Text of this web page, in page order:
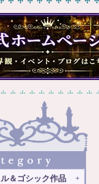
＆ゴシック作品